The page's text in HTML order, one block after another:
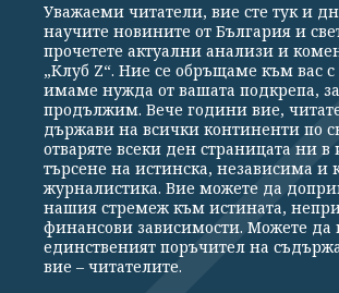
Общи условия
Политика за
Реклама
Партньори Контакти
Екип
Подкрепете ни
Издател на www.clubz.bg е „Клуб Зебра Медия“
Константинов" 3. Всички права запазени 2026
Уважаеми читатели, вие сте тук и
научите новините от България и
прочетете актуални анализи и
„Клуб Z“. Ние се обръщаме към вас
имаме нужда от вашата подкрепа,
продължим. Вече години вие,
държави на всички континенти по
отваряте всеки ден страницата ни в
търсене на истинска, независима и
журналистика. Вие можете да
нашия стремеж към истината,
финансови зависимости. Можете да
единственият поръчител на
вие – читателите.